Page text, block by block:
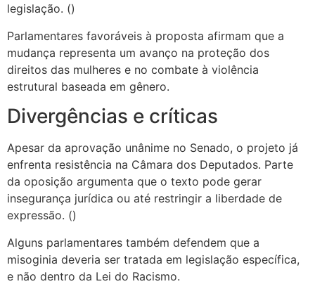
legislação. ()
Parlamentares favoráveis à proposta afirmam que a
mudança representa um avanço na proteção dos
direitos das mulheres e no combate à violência
estrutural baseada em gênero.
Divergências e críticas
Apesar da aprovação unânime no Senado, o projeto já
enfrenta resistência na Câmara dos Deputados. Parte
da oposição argumenta que o texto pode gerar
insegurança jurídica ou até restringir a liberdade de
expressão. ()
Alguns parlamentares também defendem que a
misoginia deveria ser tratada em legislação específica,
e não dentro da Lei do Racismo.